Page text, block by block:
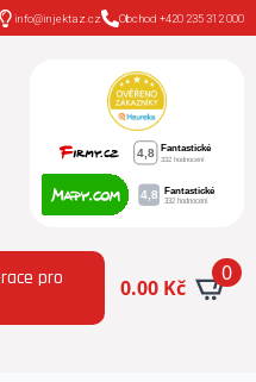
info@injektaz.cz Obchod +420 235 312 000
pro 0.00 Kč
0